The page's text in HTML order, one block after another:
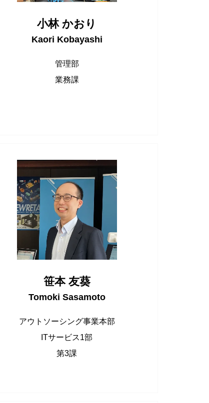
小林 かおり
Kaori Kobayashi
管理部
業務課
笹本 友葵
Tomoki Sasamoto
アウトソーシング事業本部
ITサービス1部
第3課